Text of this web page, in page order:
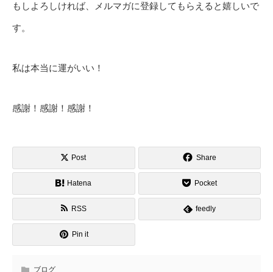
もしよろしければ、メルマガに登録してもらえると嬉しいで
す。
私は本当に運がいい！
感謝！感謝！感謝！
Post Share
Hatena Pocket
RSS feedly
Pin it
ブログ